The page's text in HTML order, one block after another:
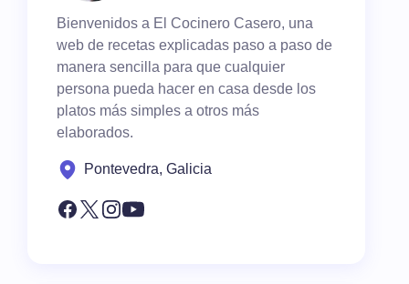
Bienvenidos a El Cocinero Casero, una
web de recetas explicadas paso a paso de
manera sencilla para que cualquier
persona pueda hacer en casa desde los
platos más simples a otros más
elaborados.
Pontevedra, Galicia